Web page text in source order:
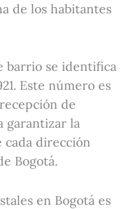
de los habitantes
barrio se identifica
Este número es
de
garantizar la
cada dirección
Bogotá.
en Bogotá es